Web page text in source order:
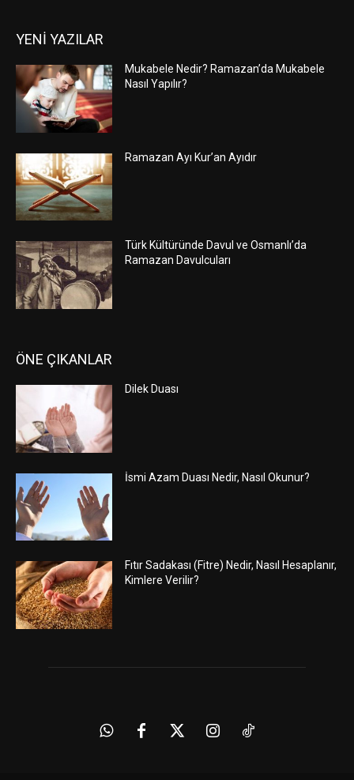
YENİ YAZILAR
Mukabele Nedir? Ramazan’da Mukabele
Nasıl Yapılır?
Ramazan Ayı Kur’an Ayıdır
Türk Kültüründe Davul ve Osmanlı’da
Ramazan Davulcuları
ÖNE ÇIKANLAR
Dilek Duası
İsmi Azam Duası Nedir, Nasıl Okunur?
Fıtır Sadakası (Fitre) Nedir, Nasıl Hesaplanır,
Kimlere Verilir?